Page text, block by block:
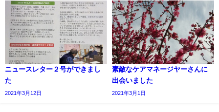
ニュースレター２号ができまし
た
2021年3月12日
素敵なケアマネージヤーさんに
出会いました
2021年3月1日